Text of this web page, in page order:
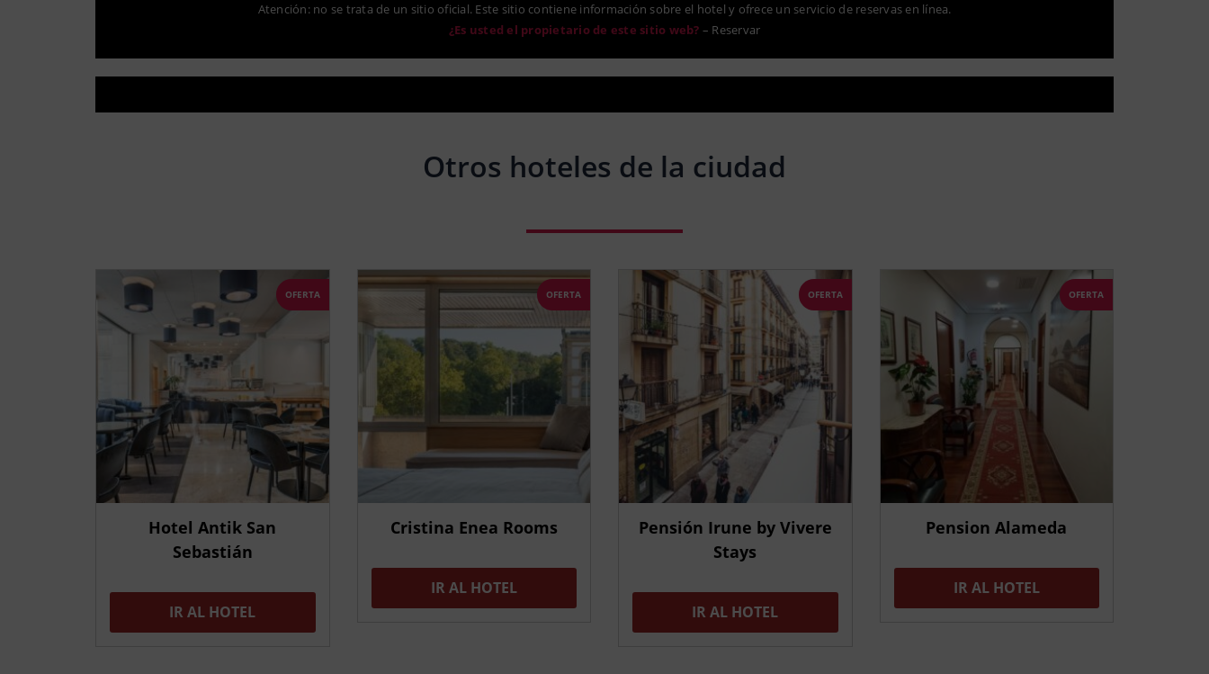
Atención: no se trata de un sitio oficial. Este sitio contiene información sobre el hotel y ofrece un servicio de reservas en línea.
¿Es usted el propietario de este sitio web? – Reservar
Otros hoteles de la ciudad
OFERTA
Hotel Antik San
Sebastián
IR AL HOTEL
OFERTA
Cristina Enea Rooms
IR AL HOTEL
OFERTA
Pensión Irune by Vivere
Stays
IR AL HOTEL
OFERTA
Pension Alameda
IR AL HOTEL